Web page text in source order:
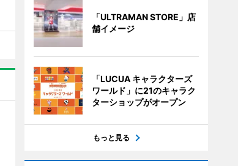
「ULTRAMAN STORE」店
舗イメージ
「LUCUA キャラクターズ
ワールド」に21のキャラク
ターショップがオープン
もっと見る